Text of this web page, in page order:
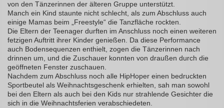
von den Tänzerinnen der älteren Gruppe unterstützt.
Manch ein Kind staunte nicht schlecht, als zum Abschluss auch
einige Mamas beim „Freestyle“ die Tanzfläche rockten.
Die Eltern der Teenager durften im Anschluss noch einen weiteren
fetzigen Auftritt ihrer Kinder genießen. Da diese Performance
auch Bodensequenzen enthielt, zogen die Tänzerinnen nach
drinnen um, und die Zuschauer konnten von draußen durch die
geöffneten Fenster zuschauen.
Nachdem zum Abschluss noch alle HipHoper einen bedruckten
Sportbeutel als Weihnachtsgeschenk erhielten, sah man sowohl
bei den Eltern als auch bei den Kids nur strahlende Gesichter die
sich in die Weihnachtsferien verabschiedeten.